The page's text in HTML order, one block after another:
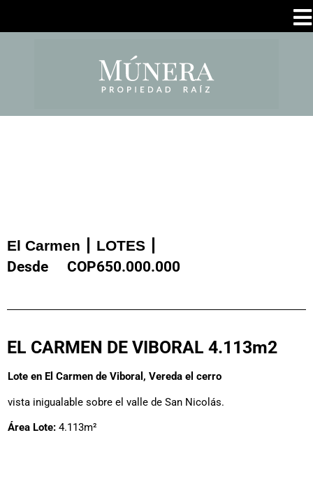
El Carmen LOTES
Desde COP650.000.000
EL CARMEN DE VIBORAL 4.113m2
Lote en El Carmen de Viboral, Vereda el cerro
vista inigualable sobre el valle de San Nicolás.
Área Lote: 4.113m²